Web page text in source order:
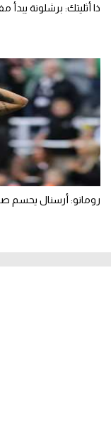
ذا أثليتك: برشلونة
رومانو: أرسنال يحسم